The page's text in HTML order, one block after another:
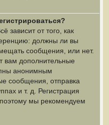
зависит от того, как
должны ли вы
сообщения, или нет.
вам дополнительные
анонимным
сообщения, отправка
и т. д. Регистрация
мы рекомендуем